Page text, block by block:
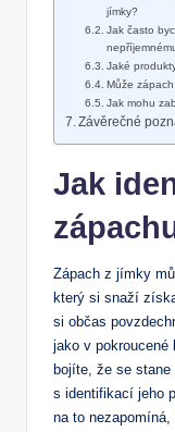
jímky?
Jak často
Jaké
Může
Jak mohu
Závěrečné
Jak
Zápach z jímky
který si snaží
si občas
jako v pokroucené
bojíte, že se stane
s identifikací jeho
na to